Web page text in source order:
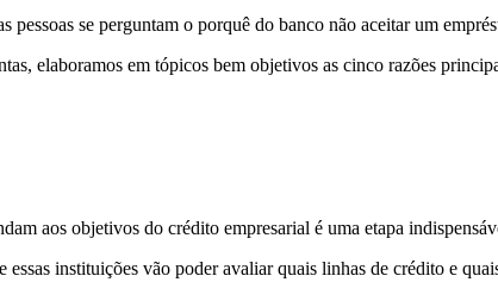
pessoas se perguntam o porquê do banco não aceitar um
elaboramos em tópicos bem objetivos as cinco razões
aos objetivos do crédito empresarial é uma etapa
essas instituições vão poder avaliar quais linhas de crédito e